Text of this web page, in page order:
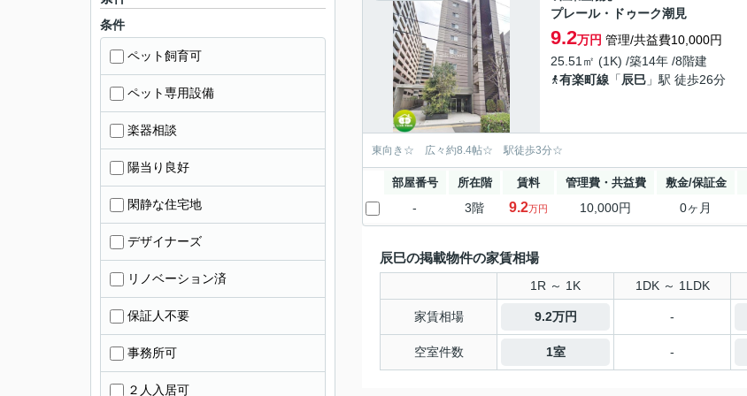
プレール・ドゥーク潮見
9.2万円 管理/共益費10,000円
25.51㎡ (1K) /築14年 /8階建
有楽町線 「辰巳 」駅 徒歩26分
東向き☆ 広々約8.4帖☆ 駅徒歩3分☆
部屋番号 所在階 賃料 管理費・共益費 敷金/保証金
- 3階 9.2万円 10,000円 0ヶ月
辰巳の掲載物件の家賃相場
1R ～ 1K 1DK ～ 1LDK
家賃相場 9.2万円 -
空室件数 1室 -
条件
ペット飼育可
ペット専用設備
楽器相談
陽当り良好
閑静な住宅地
デザイナーズ
リノベーション済
保証人不要
事務所可
２人入居可